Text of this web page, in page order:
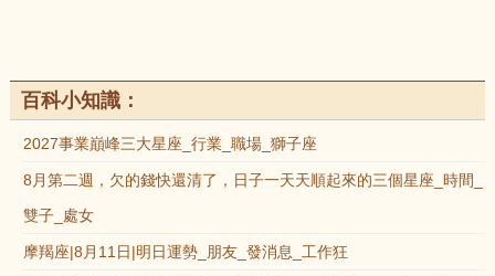
百科小知識：
2027事業巔峰三大星座_行業_職場_獅子座
8月第二週，欠的錢快還清了，日子一天天順起來的三個星座_時間_
雙子_處女
摩羯座|8月11日|明日運勢_朋友_發消息_工作狂